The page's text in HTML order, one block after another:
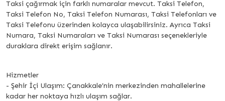
Taksi çağırmak için farklı numaralar mevcut. Taksi Telefon,
Taksi Telefon No, Taksi Telefon Numarası, Taksi Telefonları ve
Taksi Telefonu üzerinden kolayca ulaşabilirsiniz. Ayrıca Taksi
Numara, Taksi Numaraları ve Taksi Numarası seçenekleriyle
duraklara direkt erişim sağlanır.
Hizmetler
- Şehir İçi Ulaşım: Çanakkale’nin merkezinden mahallelerine
kadar her noktaya hızlı ulaşım sağlar.